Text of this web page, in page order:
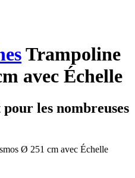
Trampoline
avec Échelle
les nombreuses
Ø 251 cm avec Échelle